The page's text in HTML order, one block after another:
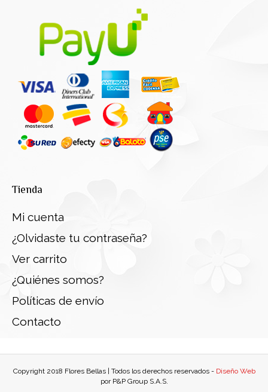
Tienda
Mi cuenta
¿Olvidaste tu contraseña?
Ver carrito
¿Quiénes somos?
Políticas de envío
Contacto
Copyright 2018 Flores Bellas | Todos los derechos reservados - Diseño Web
por P&P Group S.A.S.